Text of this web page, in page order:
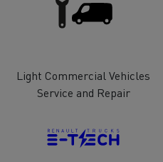
Light Commercial Vehicles
Service and Repair